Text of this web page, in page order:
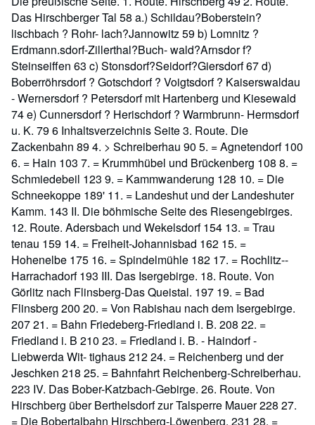
Das Hirschberger Tal 58 a.) Schildau?Boberstein?
lischbach ? Rohr- lach?Jannowitz 59 b) Lomnitz ?
Erdmann.sdorf-Zillerthal?Buch- wald?Arnsdor f?
Steinseiffen 63 c) Stonsdorf?Seidorf?Giersdorf 67 d)
Boberröhrsdorf ? Gotschdorf ? Voigtsdorf ? Kaiserswaldau
- Wernersdorf ? Petersdorf mit Hartenberg und Kiesewald
74 e) Cunnersdorf ? Herischdorf ? Warmbrunn- Hermsdorf
u. K. 79 6 Inhaltsverzeichnis Seite 3. Route. Die
Zackenbahn 89 4. > Schreiberhau 90 5. = Agnetendorf 100
6. = Hain 103 7. = Krummhübel und Brückenberg 108 8. =
Schmiedebeil 123 9. = Kammwanderung 128 10. = Die
Schneekoppe 189' 11. = Landeshut und der Landeshuter
Kamm. 143 II. Die böhmische Seite des Riesengebirges.
12. Route. Adersbach und Wekelsdorf 154 13. = Trau
tenau 159 14. = Freiheit-Johannisbad 162 15. =
Hohenelbe 175 16. = Spindelmühle 182 17. = Rochlitz--
Harrachadorf 193 III. Das Isergebirge. 18. Route. Von
Görlitz nach Flinsberg-Das Queistal. 197 19. = Bad
Flinsberg 200 20. = Von Rabishau nach dem Isergebirge.
207 21. = Bahn Friedeberg-Friedland i. B. 208 22. =
Friedland i. B 210 23. = Friedland i. B. - Haindorf -
Liebwerda Wit- tighaus 212 24. = Reichenberg und der
Jeschken 218 25. = Bahnfahrt Reichenberg-Schreiberhau.
223 IV. Das Bober-Katzbach-Gebirge. 26. Route. Von
Hirschberg über Berthelsdorf zur Talsperre Mauer 228 27.
= Die Bobertalbahn Hirschberg-Löwenberg. 231 28. =